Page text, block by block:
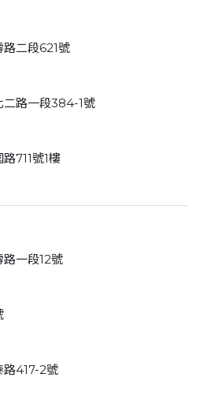
二段621號
二路一段384-1號
711號1樓
一段12號
路417-2號